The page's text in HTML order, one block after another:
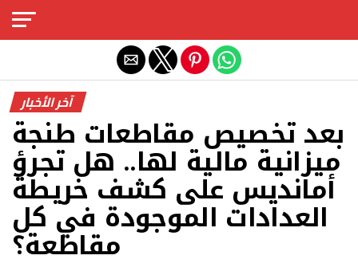
آخر الأخبار
بعد تخصيص مقاطعات طنجة
ميزانية مالية لها.. هل تجرؤ
أمانديس على كشف خريطة
العدادات الموجودة في كل
مقاطعة؟